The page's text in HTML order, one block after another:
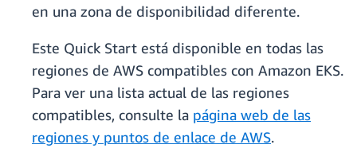
en una zona de disponibilidad diferente.
Este Quick Start está disponible en todas las
regiones de AWS compatibles con Amazon EKS.
Para ver una lista actual de las regiones
compatibles, consulte la página web de las
regiones y puntos de enlace de AWS.